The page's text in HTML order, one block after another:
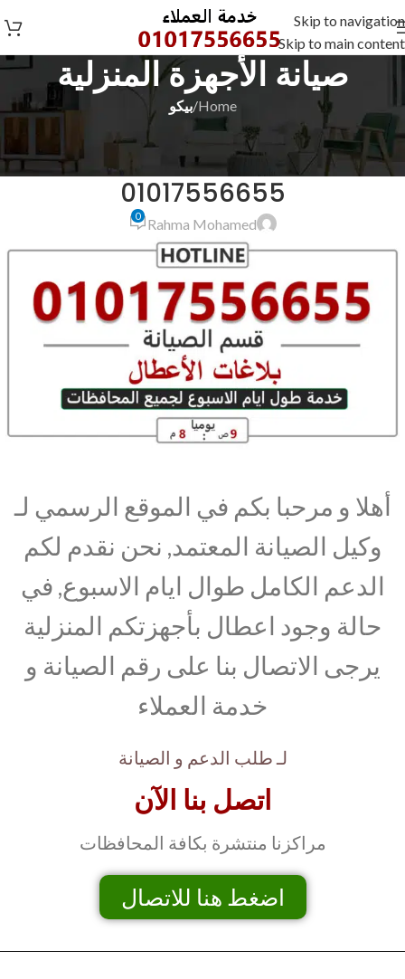
Skip to navigation
Skip to main content
صيانة الأجهزة المنزلية
Home
/بيكو
بيكو
صيانة بيكو الاسكندرية سيدي كرير
01017556655
Rahma Mohamed
0
أهلا و مرحبا بكم في الموقع الرسمي لـ
وكيل الصيانة المعتمد, نحن نقدم لكم
الدعم الكامل طوال ايام الاسبوع, في
حالة وجود اعطال بأجهزتكم المنزلية
يرجى الاتصال بنا على رقم الصيانة و
خدمة العملاء
لـ طلب الدعم و الصيانة
اتصل بنا الآن
مراكزنا منتشرة بكافة المحافظات
اضغط هنا للاتصال